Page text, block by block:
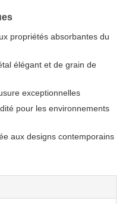
propriétés absorbantes du
élégant et de grain de
exceptionnelles
pour les environnements
aux designs contemporains